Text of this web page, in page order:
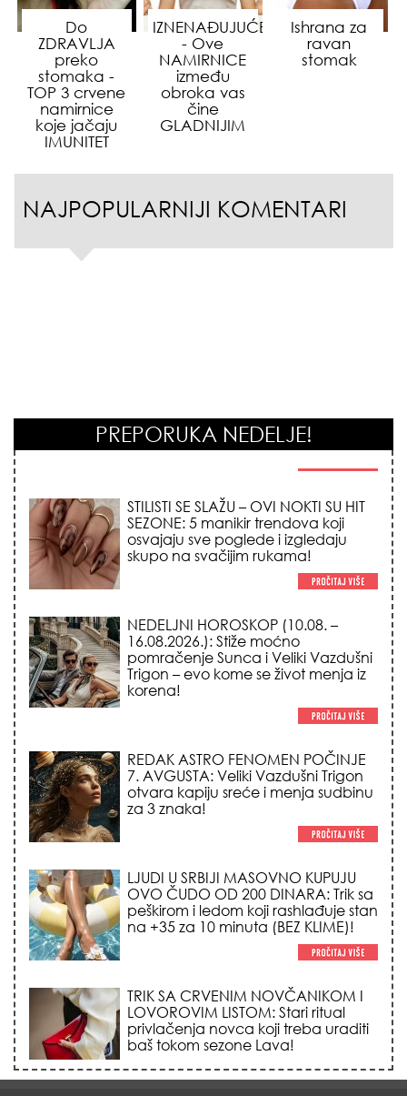
Do
ZDRAVLJA
preko
stomaka -
TOP 3 crvene
namirnice
koje jačaju
IMUNITET
IZNENAĐUJUĆE
- Ove
NAMIRNICE
između
obroka vas
čine
GLADNIJIM
Ishrana za
ravan
stomak
NAJPOPULARNIJI KOMENTARI
PREPORUKA NEDELJE!
SEZONE: 5 manikir trendova koji
osvajaju sve poglede i izgledaju
skupo na svačijim rukama!
16.08.2026.): Stiže moćno
pomračenje Sunca i Veliki Vazdušni
Trigon – evo kome se život menja iz
korena!
7. AVGUSTA: Veliki Vazdušni Trigon
otvara kapiju sreće i menja sudbinu
za 3 znaka!
OVO ČUDO OD 200 DINARA: Trik sa
peškirom i ledom koji rashlađuje stan
na +35 za 10 minuta (BEZ KLIME)!
LOVOROVIM LISTOM: Stari ritual
privlačenja novca koji treba uraditi
baš tokom sezone Lava!